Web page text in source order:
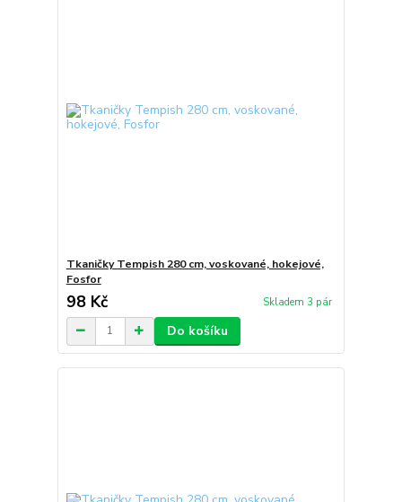
Tkaničky Tempish 280 cm, voskované, hokejové,
Fosfor
98 Kč Skladem 3 pár
Do košíku